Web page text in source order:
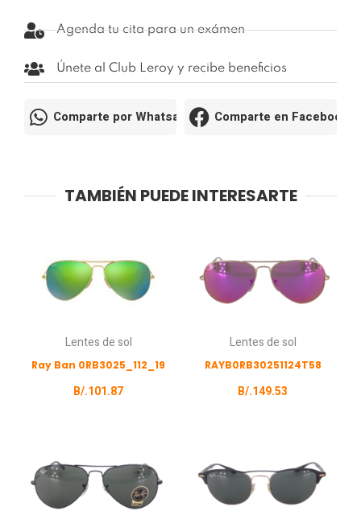
Agenda tu cita para un exámen
Únete al Club Leroy y recibe beneficios
Comparte por Whatsapp Comparte en Facebook
TAMBIÉN PUEDE INTERESARTE
Lentes de sol
Ray Ban 0RB3025_112_19
B/.101.87
Lentes de sol
RAYB0RB30251124T58
B/.149.53